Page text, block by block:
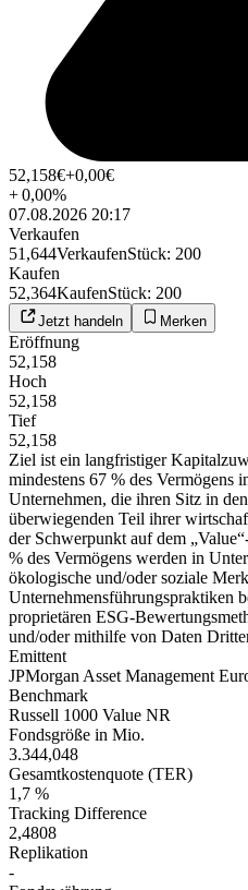
52,158€+0,00€
+0,00%
07.08.2026 20:17
Verkaufen
51,644VerkaufenStück: 200
Kaufen
52,364KaufenStück: 200
Jetzt handeln Merken
Eröffnung
52,158
Hoch
52,158
Tief
52,158
Ziel ist ein langfristiger
mindestens 67 % des Vermögens
Unternehmen, die ihren Sitz in
überwiegenden Teil ihrer
der Schwerpunkt auf dem
% des Vermögens werden in
ökologische und/oder soziale
Unternehmensführungspraktiken
proprietären ESG-
und/oder mithilfe von Daten
Emittent
JPMorgan Asset Management
Benchmark
Russell 1000 Value NR
Fondsgröße in Mio.
3.344,048
Gesamtkostenquote (TER)
1,7 %
Tracking Difference
2,4808
Replikation
-